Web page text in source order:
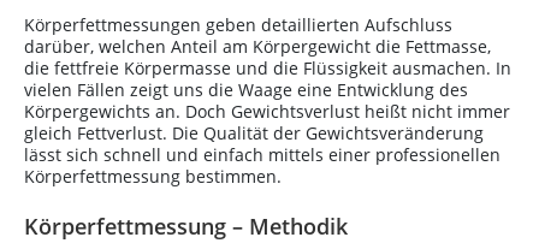
Körperfettmessungen geben detaillierten Aufschluss
darüber, welchen Anteil am Körpergewicht die Fettmasse,
die fettfreie Körpermasse und die Flüssigkeit ausmachen. In
vielen Fällen zeigt uns die Waage eine Entwicklung des
Körpergewichts an. Doch Gewichtsverlust heißt nicht immer
gleich Fettverlust. Die Qualität der Gewichtsveränderung
lässt sich schnell und einfach mittels einer professionellen
Körperfettmessung bestimmen.
Körperfettmessung – Methodik